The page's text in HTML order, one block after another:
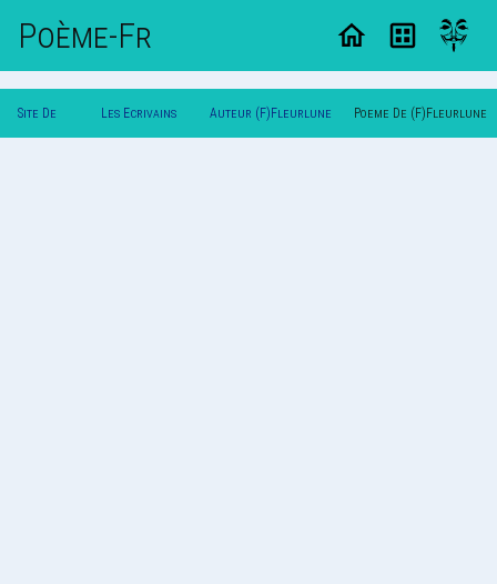
Poème-Fr
Site De Les Ecrivains Auteur (F)Fleurlune Poeme De (F)Fleurlune